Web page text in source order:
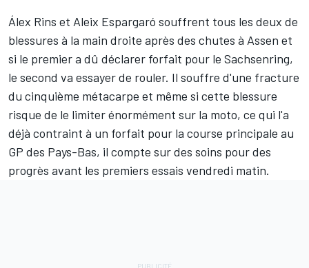
Álex Rins et Aleix Espargaró souffrent tous les deux de
blessures à la main droite après des chutes à Assen et
si le premier a dû déclarer forfait pour le Sachsenring,
le second va essayer de rouler. Il souffre d'une fracture
du cinquième métacarpe et même si cette blessure
risque de le limiter énormément sur la moto, ce qui l'a
déjà contraint à un forfait pour la course principale au
GP des Pays-Bas, il compte sur des soins pour des
progrès avant les premiers essais vendredi matin.